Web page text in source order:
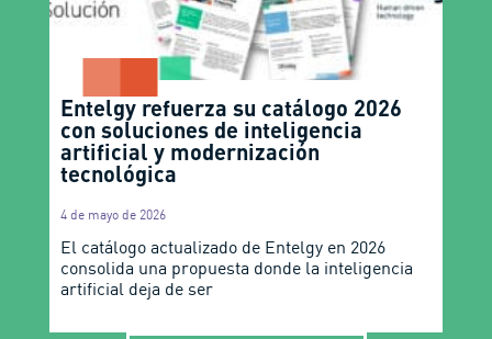
Entelgy refuerza su catálogo 2026
con soluciones de inteligencia
artificial y modernización
tecnológica
4 de mayo de 2026
El catálogo actualizado de Entelgy en 2026
consolida una propuesta donde la inteligencia
artificial deja de ser